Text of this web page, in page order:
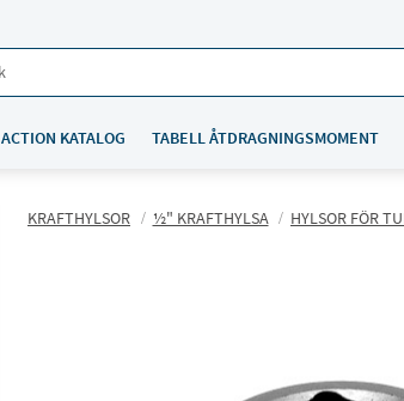
ACTION KATALOG TABELL ÅTDRAGNINGSMOMENT
KRAFTHYLSOR ½" KRAFTHYLSA HYLSOR FÖR